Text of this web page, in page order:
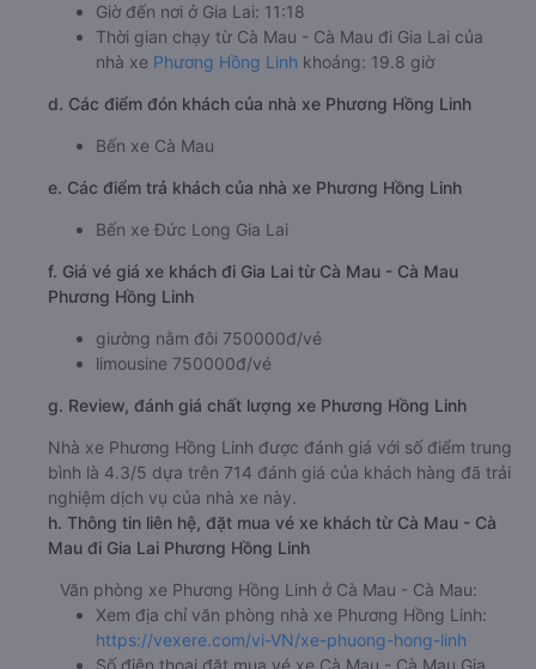
Giờ đến nơi ở Gia Lai: 11:18
Thời gian chạy từ Cà Mau - Cà Mau đi Gia Lai của
nhà xe Phương Hồng Linh khoảng: 19.8 giờ
d. Các điểm đón khách của nhà xe Phương Hồng Linh
Bến xe Cà Mau
e. Các điểm trả khách của nhà xe Phương Hồng Linh
Bến xe Đức Long Gia Lai
f. Giá vé giá xe khách đi Gia Lai từ Cà Mau - Cà Mau
Phương Hồng Linh
giường nằm đôi 750000đ/vé
limousine 750000đ/vé
g. Review, đánh giá chất lượng xe Phương Hồng Linh
Nhà xe Phương Hồng Linh được đánh giá với số điểm trung
bình là 4.3/5 dựa trên 714 đánh giá của khách hàng đã trải
nghiệm dịch vụ của nhà xe này.
h. Thông tin liên hệ, đặt mua vé xe khách từ Cà Mau - Cà
Mau đi Gia Lai Phương Hồng Linh
Văn phòng xe Phương Hồng Linh ở Cà Mau - Cà Mau:
Xem địa chỉ văn phòng nhà xe Phương Hồng Linh:
https://vexere.com/vi-VN/xe-phuong-hong-linh
Số điện thoại đặt mua vé xe Cà Mau - Cà Mau Gia